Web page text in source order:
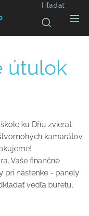
Hľadať
útulok
ku Dňu zvierat
kamarátov
Vaše finančné
pri nástenke - panely
vedľa bufetu.